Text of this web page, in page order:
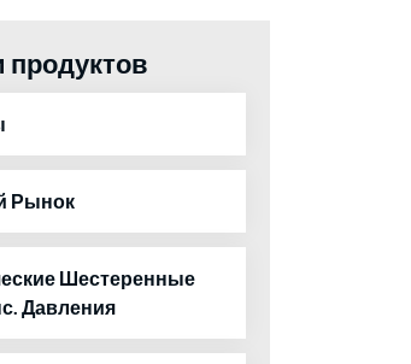
продуктов
Рынок
Шестеренные
Давления